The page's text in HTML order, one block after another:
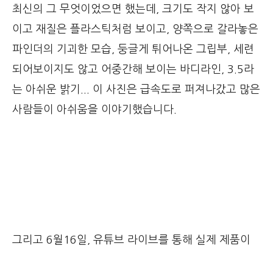
최신의 그 무엇이었으면 했는데, 크기도 작지 않아 보
이고 재질은 플라스틱처럼 보이고, 양쪽으로 갈라놓은
파인더의 기괴한 모습, 둥글게 튀어나온 그립부, 세련
되어보이지도 않고 어중간해 보이는 바디라인, 3.5라
는 아쉬운 밝기... 이 사진은 급속도로 퍼져나갔고 많은
사람들이 아쉬움을 이야기했습니다.
그리고 6월16일, 유튜브 라이브를 통해 실제 제품이